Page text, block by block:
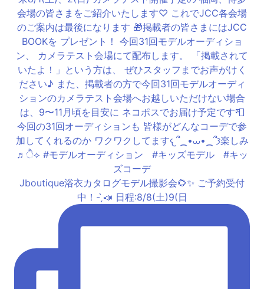
Jboutique浴衣カタログモデル撮影会🌻✨ ご予約受付
中！- ̗̀📣 日程:8/8(土)9(日